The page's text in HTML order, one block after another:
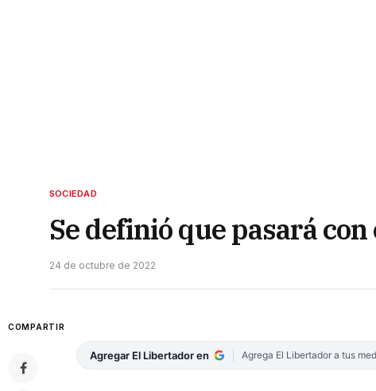
SOCIEDAD
Se definió que pasará
24 de octubre de 2022
COMPARTIR
Agregar El Libertador en Agrega El Libertador a tus